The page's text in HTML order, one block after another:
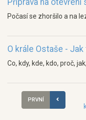
Příprava na otevření
Počasí se zhoršilo a na
O krále Ostaše -
Co, kdy, kde, kdo, proč,
PRVNÍ